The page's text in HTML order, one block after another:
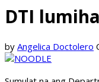
DTI
by Angelica Doctolero